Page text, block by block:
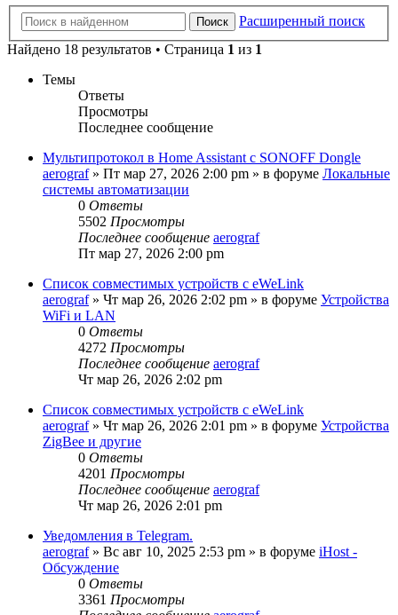
Поиск
Расширенный поиск
Найдено 18 результатов • Страница 1 из 1
Темы
Ответы
Просмотры
Последнее сообщение
Мультипротокол в Home Assistant с SONOFF Dongle
aerograf» Пт мар 27, 2026 2:00 pm » в форуме Локальные
системы автоматизации
0 Ответы
5502 Просмотры
Последнее сообщение aerograf
Пт мар 27, 2026 2:00 pm
Список совместимых устройств с eWeLink
aerograf» Чт мар 26, 2026 2:02 pm » в форуме Устройства
WiFi и LAN
0 Ответы
4272 Просмотры
Последнее сообщение aerograf
Чт мар 26, 2026 2:02 pm
Список совместимых устройств с eWeLink
aerograf» Чт мар 26, 2026 2:01 pm » в форуме Устройства
ZigBee и другие
0 Ответы
4201 Просмотры
Последнее сообщение aerograf
Чт мар 26, 2026 2:01 pm
Уведомления в Telegram.
aerograf» Вс авг 10, 2025 2:53 pm » в форуме iHost -
Обсуждение
0 Ответы
3361 Просмотры